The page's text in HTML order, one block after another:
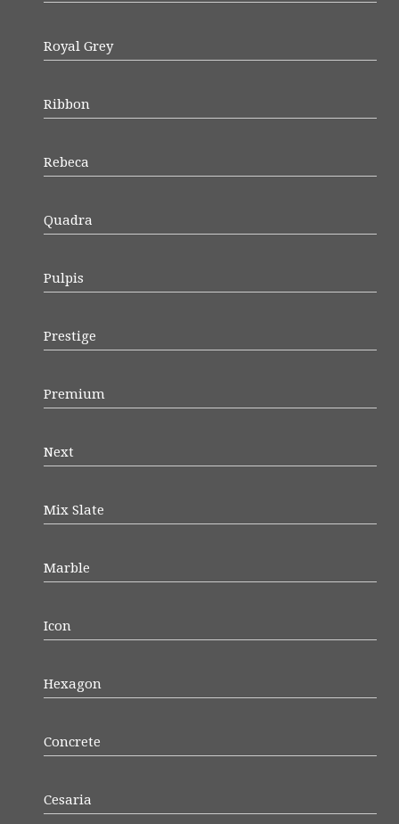
Royal Grey
Ribbon
Rebeca
Quadra
Pulpis
Prestige
Premium
Next
Mix Slate
Marble
Icon
Hexagon
Concrete
Cesaria